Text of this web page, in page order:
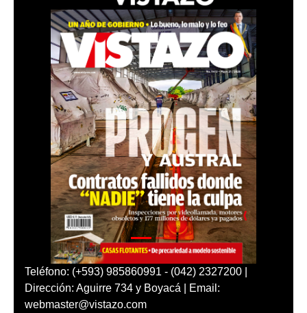
Teléfono: (+593) 985860991 - (042) 2327200 |
Dirección: Aguirre 734 y Boyacá | Email:
webmaster@vistazo.com